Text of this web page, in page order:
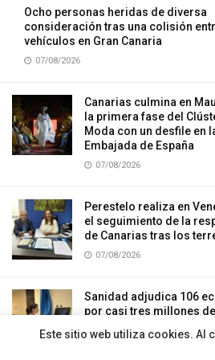
Ocho personas heridas de diversa
consideración tras una colisión
vehículos en Gran Canaria
07/08/2026
Canarias culmina en
la primera fase del
Moda con un desfile en
Embajada de España
07/08/2026
Perestelo realiza en
el seguimiento de la
de Canarias tras los
07/08/2026
Sanidad adjudica 106
por casi tres millones
Este sitio web utiliza cookies. Al